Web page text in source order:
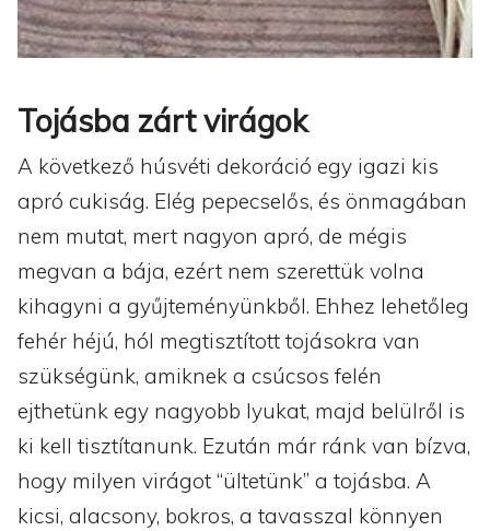
Tojásba zárt virágok
A következő húsvéti dekoráció egy igazi kis
apró cukiság. Elég pepecselős, és önmagában
nem mutat, mert nagyon apró, de mégis
megvan a bája, ezért nem szerettük volna
kihagyni a gyűjteményünkből. Ehhez lehetőleg
fehér héjú, hól megtisztított tojásokra van
szükségünk, amiknek a csúcsos felén
ejthetünk egy nagyobb lyukat, majd belülről is
ki kell tisztítanunk. Ezután már ránk van bízva,
hogy milyen virágot “ültetünk” a tojásba. A
kicsi, alacsony, bokros, a tavasszal könnyen